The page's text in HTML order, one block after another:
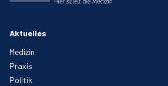
Aktuelles
Medizin
Praxis
Politik